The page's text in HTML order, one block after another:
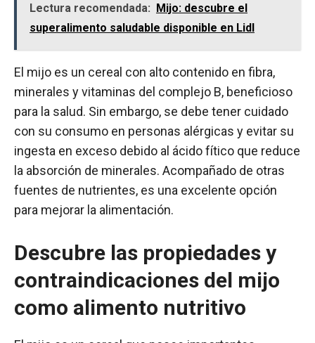
Lectura recomendada: Mijo: descubre el
superalimento saludable disponible en Lidl
El mijo es un cereal con alto contenido en fibra,
minerales y vitaminas del complejo B, beneficioso
para la salud. Sin embargo, se debe tener cuidado
con su consumo en personas alérgicas y evitar su
ingesta en exceso debido al ácido fítico que reduce
la absorción de minerales. Acompañado de otras
fuentes de nutrientes, es una excelente opción
para mejorar la alimentación.
Descubre las propiedades y
contraindicaciones del mijo
como alimento nutritivo